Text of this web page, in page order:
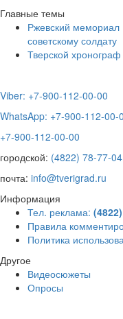
Главные темы
Ржевский мемориал
советскому солдату
Тверской
Viber: +7-900-112-00-00
WhatsApp: +7-900-112-00-
+7-900-112-00-00
городской: (4822) 78-77-04
почта: info@tverigrad.ru
Информация
Тел. реклама:
Правила
Политика
Другое
Видеосюжеты
Опросы